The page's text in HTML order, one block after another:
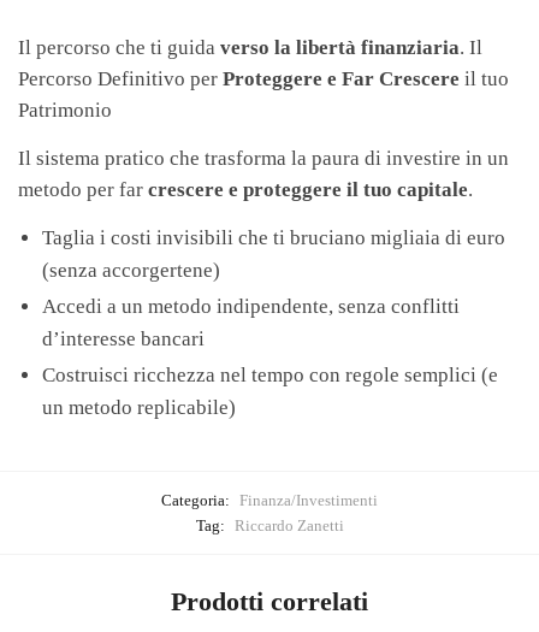
Il percorso che ti guida verso la libertà finanziaria. Il
Percorso Definitivo per Proteggere e Far Crescere il tuo
Patrimonio
Il sistema pratico che trasforma la paura di investire in un
metodo per far crescere e proteggere il tuo capitale.
Taglia i costi invisibili che ti bruciano migliaia di euro
(senza accorgertene)
Accedi a un metodo indipendente, senza conflitti
d’interesse bancari
Costruisci ricchezza nel tempo con regole semplici (e
un metodo replicabile)
Categoria: Finanza/Investimenti
Tag: Riccardo Zanetti
Prodotti correlati